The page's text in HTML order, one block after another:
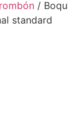
/
standard